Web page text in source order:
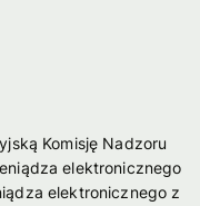
Komisję Nadzoru
elektronicznego
elektronicznego z